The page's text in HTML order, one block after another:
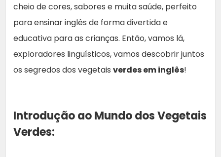
cheio de cores, sabores e muita saúde, perfeito
para ensinar inglês de forma divertida e
educativa para as crianças. Então, vamos lá,
exploradores linguísticos, vamos descobrir juntos
os segredos dos vegetais verdes em inglês!
Introdução ao Mundo dos Vegetais
Verdes: